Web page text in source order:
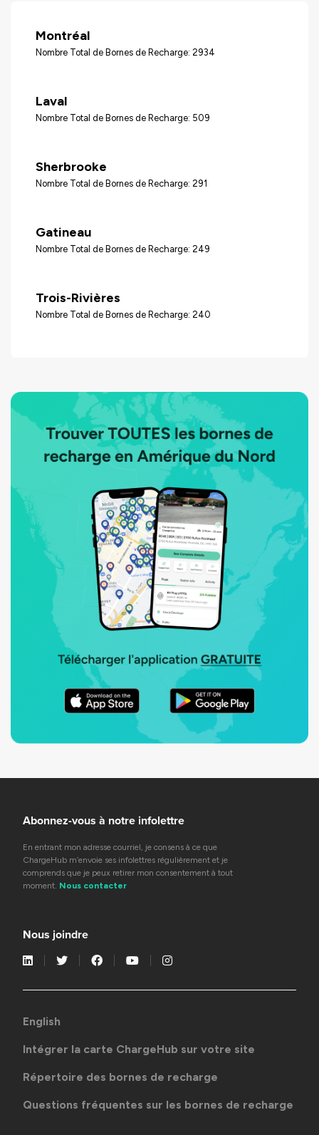
Montréal
Nombre Total de Bornes de Recharge: 2934
Laval
Nombre Total de Bornes de Recharge: 509
Sherbrooke
Nombre Total de Bornes de Recharge: 291
Gatineau
Nombre Total de Bornes de Recharge: 249
Trois-Rivières
Nombre Total de Bornes de Recharge: 240
Abonnez-vous à notre infolettre
En entrant mon adresse courriel, je consens à ce que
ChargeHub m’envoie ses infolettres régulièrement et je
comprends que je peux retirer mon consentement à tout
moment. Nous contacter
Nous joindre
English
Intégrer la carte ChargeHub sur votre site
Répertoire des bornes de recharge
Questions fréquentes sur les bornes de recharge